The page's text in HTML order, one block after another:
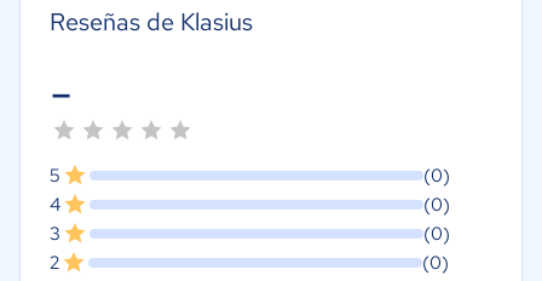
Reseñas de Klasius
-
5
(0)
4
(0)
3
(0)
2
(0)